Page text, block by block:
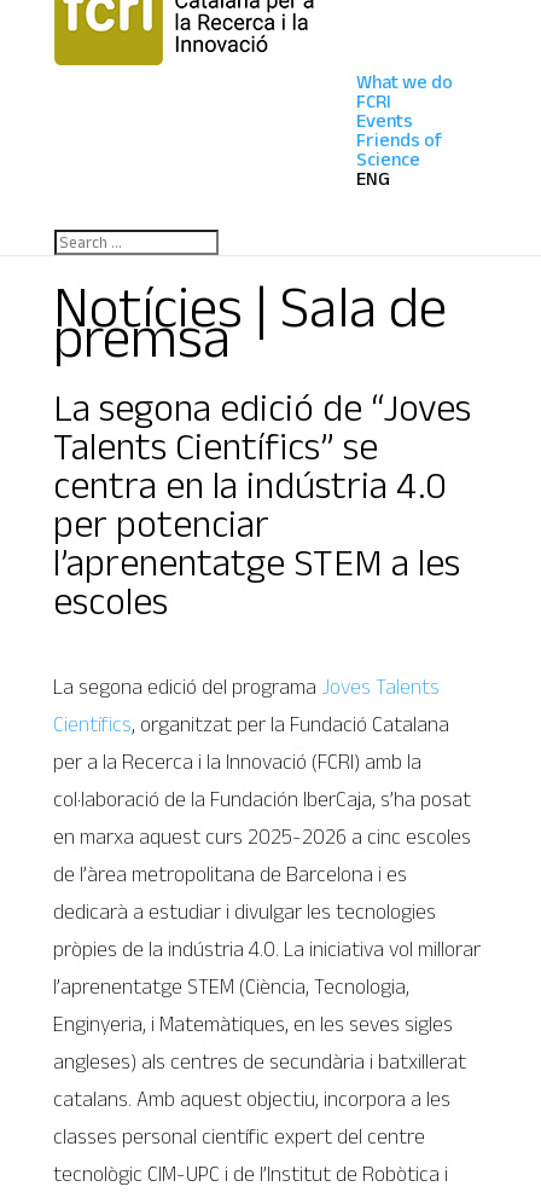
What we do
FCRI
Events
Friends of
Science
ENG
Notícies | Sala de
premsa
La segona edició de “Joves
Talents Científics” se
centra en la indústria 4.0
per potenciar
l’aprenentatge STEM a les
escoles
La segona edició del programaJoves Talents
Científics, organitzat per la Fundació Catalana
per a la Recerca i la Innovació (FCRI) amb la
col·laboració de la Fundación IberCaja, s’ha posat
en marxa aquest curs 2025-2026 a cinc escoles
de l’àrea metropolitana de Barcelona i es
dedicarà a estudiar i divulgar les tecnologies
pròpies de la indústria 4.0. La iniciativa vol millorar
l’aprenentatge STEM (Ciència, Tecnologia,
Enginyeria, i Matemàtiques, en les seves sigles
angleses) als centres de secundària i batxillerat
catalans. Amb aquest objectiu, incorpora a les
classes personal científic expert del centre
tecnològic CIM-UPC i de l’Institut de Robòtica i